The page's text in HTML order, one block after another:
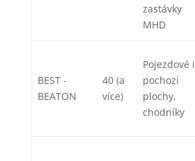
zastávky
MHD
BEST -
BEATON
40 (a
více)
Pojezdové i
pochozí
plochy,
chodníky